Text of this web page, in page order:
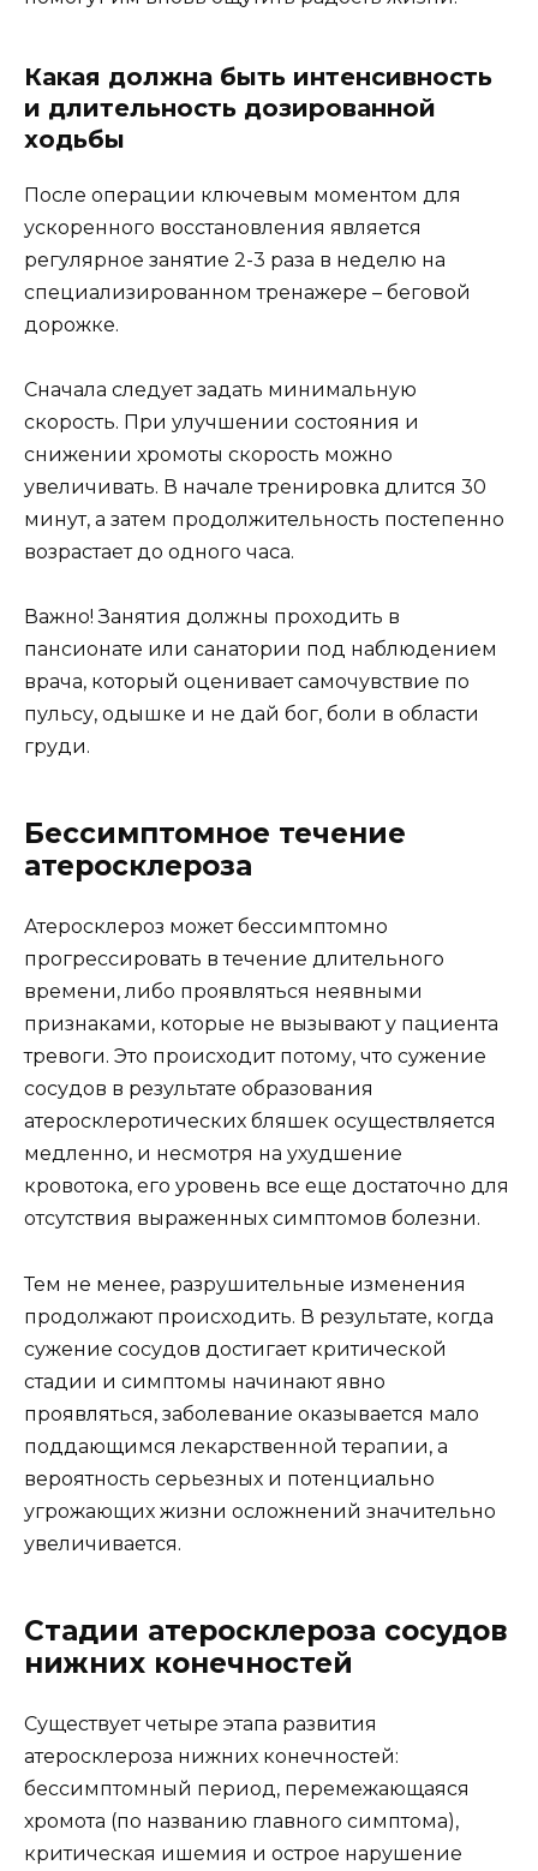
Какая должна быть интенсивность
и длительность дозированной
ходьбы
После операции ключевым моментом для
ускоренного восстановления является
регулярное занятие 2-3 раза в неделю на
специализированном тренажере – беговой
дорожке.
Сначала следует задать минимальную
скорость. При улучшении состояния и
снижении хромоты скорость можно
увеличивать. В начале тренировка длится 30
минут, а затем продолжительность постепенно
возрастает до одного часа.
Важно! Занятия должны проходить в
пансионате или санатории под наблюдением
врача, который оценивает самочувствие по
пульсу, одышке и не дай бог, боли в области
груди.
Бессимптомное течение
атеросклероза
Атеросклероз может бессимптомно
прогрессировать в течение длительного
времени, либо проявляться неявными
признаками, которые не вызывают у пациента
тревоги. Это происходит потому, что сужение
сосудов в результате образования
атеросклеротических бляшек осуществляется
медленно, и несмотря на ухудшение
кровотока, его уровень все еще достаточно для
отсутствия выраженных симптомов болезни.
Тем не менее, разрушительные изменения
продолжают происходить. В результате, когда
сужение сосудов достигает критической
стадии и симптомы начинают явно
проявляться, заболевание оказывается мало
поддающимся лекарственной терапии, а
вероятность серьезных и потенциально
угрожающих жизни осложнений значительно
увеличивается.
Стадии атеросклероза сосудов
нижних конечностей
Существует четыре этапа развития
атеросклероза нижних конечностей:
бессимптомный период, перемежающаяся
хромота (по названию главного симптома),
критическая ишемия и острое нарушение